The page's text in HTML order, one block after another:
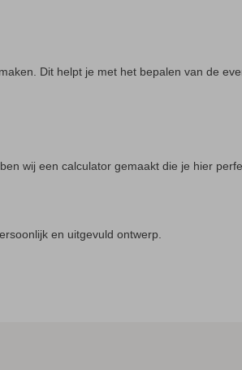
Dit helpt je met het bepalen van de
wij een calculator gemaakt die je hier
en uitgevuld ontwerp.